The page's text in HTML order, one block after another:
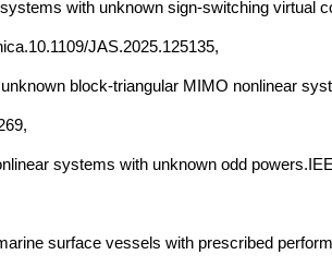
with unknown sign-switching virtual
JAS.2025.125135,
block-triangular MIMO nonlinear
systems with unknown odd
surface vessels with prescribed